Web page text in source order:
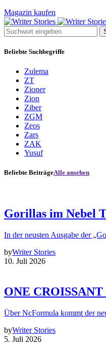
Magazin kaufen
Beliebte Suchbegriffe
Zulema
ZT
Zioner
Zion
Ziber
ZGM
Zeos
Zars
ZAK
Yusuf
Beliebte BeiträgeAlle ansehen
Gorillas im Nebel
In der neusten Ausgabe der
byWriter Stories
10. Juli 2026
ONE
Über NcFormula kommt der
byWriter Stories
5. Juli 2026